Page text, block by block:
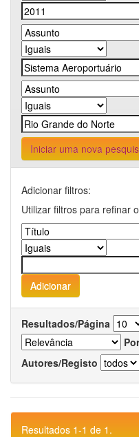
Iniciar uma nova
Adicionar filtros:
Utilizar filtros para refinar
Resultados/Página
Autores/Registo
Resultados 1-1 de 1.